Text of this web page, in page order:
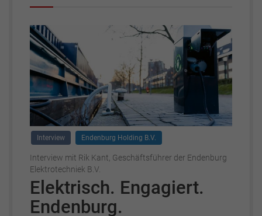
Interview Endenburg Holding B.V.
Interview mit Rik Kant, Geschäftsführer der Endenburg
Elektrotechniek B.V.
Elektrisch. Engagiert.
Endenburg.